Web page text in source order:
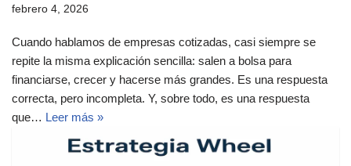
febrero 4, 2026
Cuando hablamos de empresas cotizadas, casi siempre se
repite la misma explicación sencilla: salen a bolsa para
financiarse, crecer y hacerse más grandes. Es una respuesta
correcta, pero incompleta. Y, sobre todo, es una respuesta
que… Leer más »